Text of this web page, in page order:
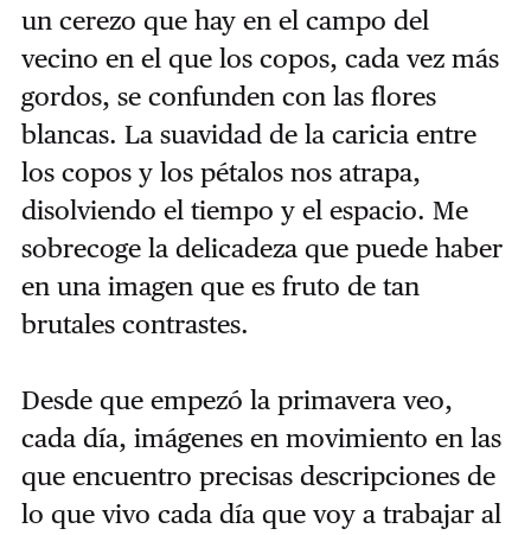
un cerezo que hay en el campo del
vecino en el que los copos, cada vez más
gordos, se confunden con las flores
blancas. La suavidad de la caricia entre
los copos y los pétalos nos atrapa,
disolviendo el tiempo y el espacio. Me
sobrecoge la delicadeza que puede haber
en una imagen que es fruto de tan
brutales contrastes.
Desde que empezó la primavera veo,
cada día, imágenes en movimiento en las
que encuentro precisas descripciones de
lo que vivo cada día que voy a trabajar al